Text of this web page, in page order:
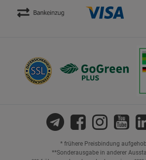
* frühere Preisbindung
**Sonderausgabe in anderer